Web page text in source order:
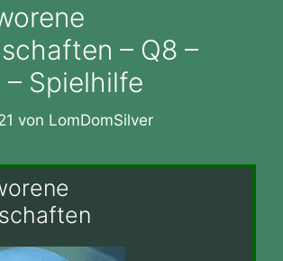
– Q8 –
– Spielhilfe
von LomDomSilver